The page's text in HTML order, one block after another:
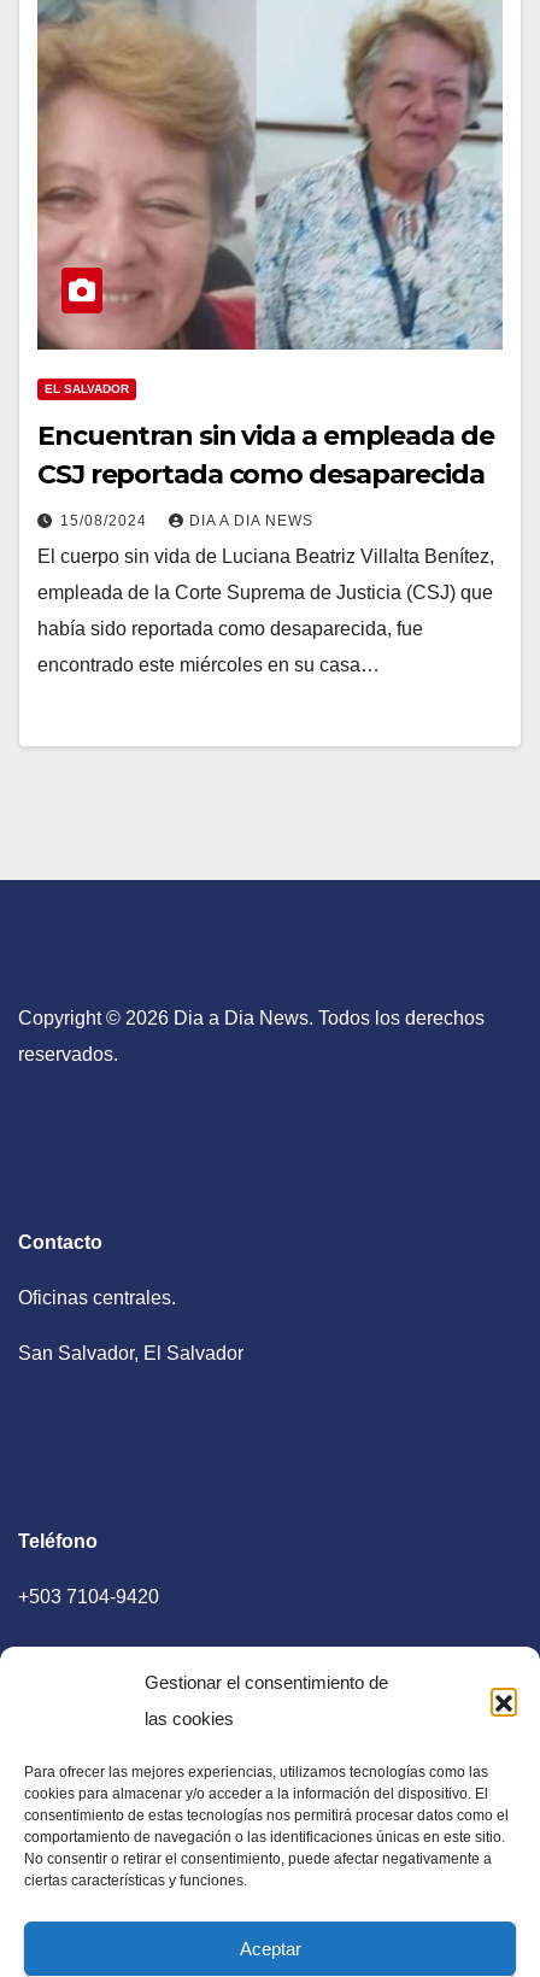
Gestionar el consentimiento de
las cookies
Para ofrecer las mejores experiencias, utilizamos tecnologías como las
cookies para almacenar y/o acceder a la información del dispositivo. El
consentimiento de estas tecnologías nos permitirá procesar datos como el
comportamiento de navegación o las identificaciones únicas en este sitio.
No consentir o retirar el consentimiento, puede afectar negativamente a
ciertas características y funciones.
Aceptar
EL SALVADOR
Encuentran sin vida a empleada de
CSJ reportada como desaparecida
15/08/2024 DIA A DIA NEWS
El cuerpo sin vida de Luciana Beatriz Villalta Benítez,
empleada de la Corte Suprema de Justicia (CSJ) que
había sido reportada como desaparecida, fue
encontrado este miércoles en su casa…
Copyright © 2026 Dia a Dia News. Todos los derechos
reservados.
Contacto
Oficinas centrales.
San Salvador, El Salvador
Teléfono
+503 7104-9420
E-mail
diaadia.redaccion@gmail.com